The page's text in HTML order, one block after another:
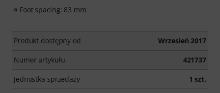
Foot spacing: 83 mm
Produkt dostępny od Wrzesień 2017
Numer artykułu 421737
Jednostka sprzedaży 1 szt.